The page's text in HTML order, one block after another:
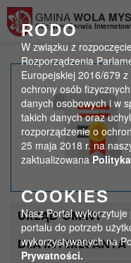
RODO
W związku z
Rozporządzenia
Europejskiej 2016/679
ochrony osób
danych osobowych i w
takich danych oraz
rozporządzenie o
25 maja 2018 r. na
zaktualizowana
COOKIES
Nasz Portal
portalu do potrzeb
wykorzystywanych na
Prywatności.
GMINA WOLA
Oficjalny Serwis
LGD –
Strona główna >
URZĄD GMINY
DLA INTERESANTA